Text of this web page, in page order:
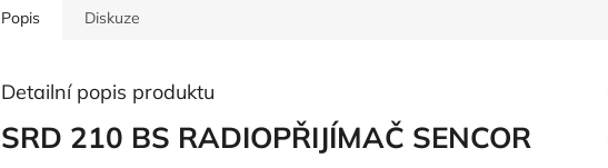
Popis Diskuze
Detailní popis produktu
SRD 210 BS RADIOPŘIJÍMAČ SENCOR